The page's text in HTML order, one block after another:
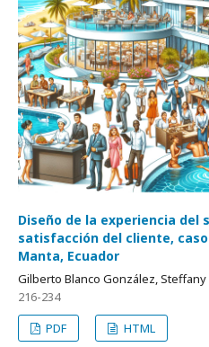
Diseño de la experiencia del
satisfacción del cliente,
Manta, Ecuador
Gilberto Blanco González, Steffany
216-234
PDF
HTML